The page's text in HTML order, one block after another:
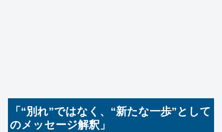
「“別れ”ではなく、“新たな一歩”として
のメッセージ解釈」